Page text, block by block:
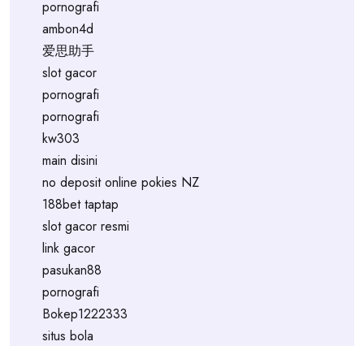
pornografi
ambon4d
爱思助手
slot gacor
pornografi
pornografi
kw303
main disini
no deposit online pokies NZ
188bet taptap
slot gacor resmi
link gacor
pasukan88
pornografi
Bokep1222333
situs bola